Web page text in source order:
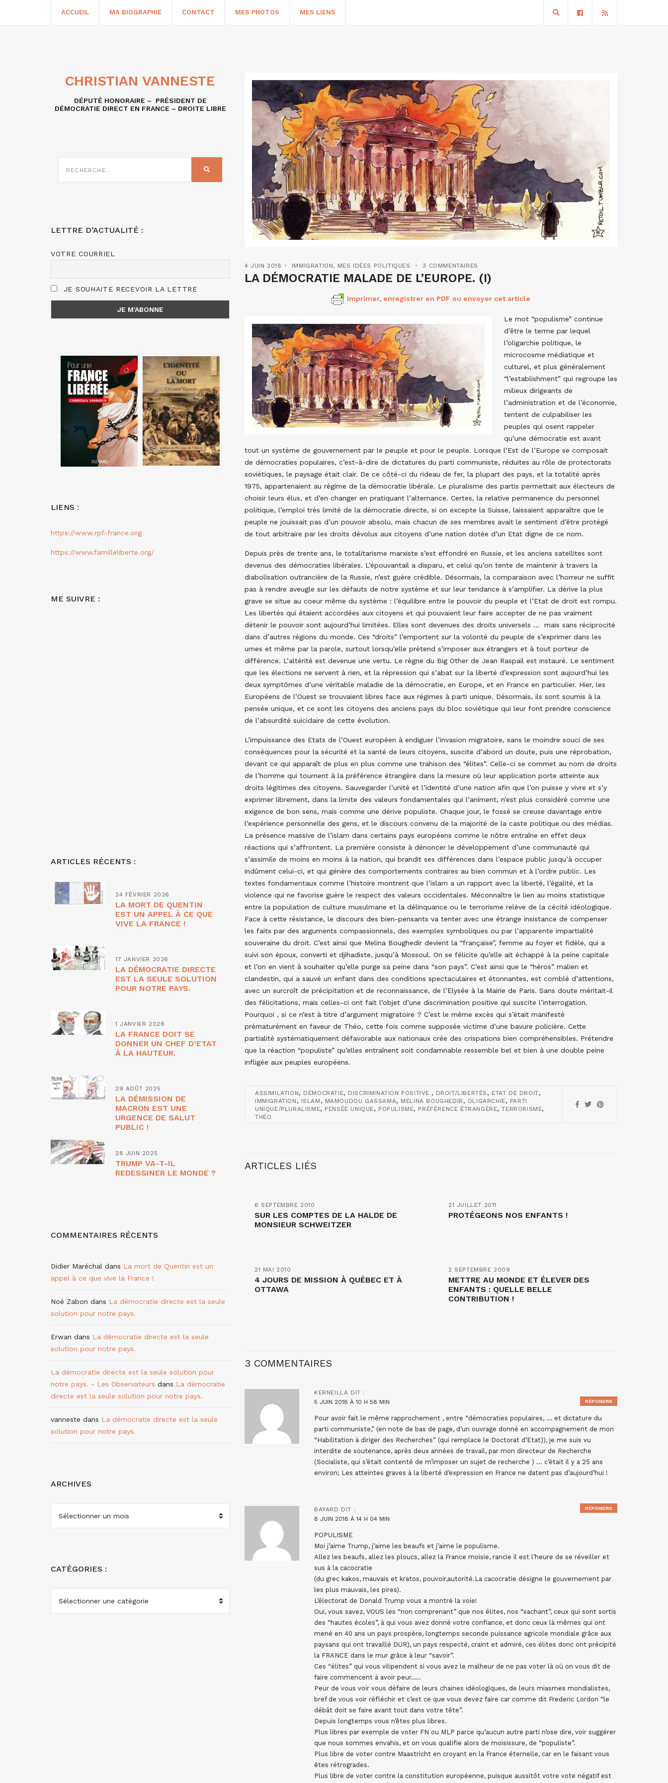
ACCUEIL MA BIOGRAPHIE CONTACT MES PHOTOS MES LIENS
4 JUIN 2018 IMMIGRATION, MES IDÉES POLITIQUES 3 COMMENTAIRES
LA DÉMOCRATIE MALADE DE L’EUROPE. (I)
Imprimer, enregistrer en PDF ou envoyer cet article
Le mot “populisme” continue
d’être le terme par lequel
l’oligarchie politique, le
microcosme médiatique et
culturel, et plus généralement
“l’establishment” qui regroupe les
milieux dirigeants de
l’administration et de l’économie,
tentent de culpabiliser les
peuples qui osent rappeler
qu’une démocratie est avant
tout un système de gouvernement par le peuple et pour le peuple. Lorsque l’Est de l’Europe se composait
de démocraties populaires, c’est-à-dire de dictatures du parti communiste, réduites au rôle de protectorats
soviétiques, le paysage était clair. De ce côté-ci du rideau de fer, la plupart des pays, et la totalité après
1975, appartenaient au régime de la démocratie libérale. Le pluralisme des partis permettait aux électeurs de
choisir leurs élus, et d’en changer en pratiquant l’alternance. Certes, la relative permanence du personnel
politique, l’emploi très limité de la démocratie directe, si on excepte la Suisse, laissaient apparaître que le
peuple ne jouissait pas d’un pouvoir absolu, mais chacun de ses membres avait le sentiment d’être protégé
de tout arbitraire par les droits dévolus aux citoyens d’une nation dotée d’un Etat digne de ce nom.
Depuis près de trente ans, le totalitarisme marxiste s’est effondré en Russie, et les anciens satellites sont
devenus des démocraties libérales. L’épouvantail a disparu, et celui qu’on tente de maintenir à travers la
diabolisation outrancière de la Russie, n’est guère crédible. Désormais, la comparaison avec l’horreur ne suffit
pas à rendre aveugle sur les défauts de notre système et sur leur tendance à s’amplifier. La dérive la plus
grave se situe au coeur même du système : l’équilibre entre le pouvoir du peuple et l’Etat de droit est rompu.
Les libertés qui étaient accordées aux citoyens et qui pouvaient leur faire accepter de ne pas vraiment
détenir le pouvoir sont aujourd’hui limitées. Elles sont devenues des droits universels … mais sans réciprocité
dans d’autres régions du monde. Ces “droits” l’emportent sur la volonté du peuple de s’exprimer dans les
urnes et même par la parole, surtout lorsqu’elle prétend s’imposer aux étrangers et à tout porteur de
différence. L’altérité est devenue une vertu. Le règne du Big Other de Jean Raspail est instauré. Le sentiment
que les élections ne servent à rien, et la répression qui s’abat sur la liberté d’expression sont aujourd’hui les
deux symptômes d’une véritable maladie de la démocratie, en Europe, et en France en particulier. Hier, les
Européens de l’Ouest se trouvaient libres face aux régimes à parti unique. Désormais, ils sont soumis à la
pensée unique, et ce sont les citoyens des anciens pays du bloc soviétique qui leur font prendre conscience
de l’absurdité suicidaire de cette évolution.
L’impuissance des Etats de l’Ouest européen à endiguer l’invasion migratoire, sans le moindre souci de ses
conséquences pour la sécurité et la santé de leurs citoyens, suscite d’abord un doute, puis une réprobation,
devant ce qui apparaît de plus en plus comme une trahison des “élites”. Celle-ci se commet au nom de droits
de l’homme qui tournent à la préférence étrangère dans la mesure où leur application porte atteinte aux
droits légitimes des citoyens. Sauvegarder l’unité et l’identité d’une nation afin que l’on puisse y vivre et s’y
exprimer librement, dans la limite des valeurs fondamentales qui l’animent, n’est plus considéré comme une
exigence de bon sens, mais comme une dérive populiste. Chaque jour, le fossé se creuse davantage entre
l’expérience personnelle des gens, et le discours convenu de la majorité de la caste politique ou des médias.
La présence massive de l’islam dans certains pays européens comme le nôtre entraîne en effet deux
réactions qui s’affrontent. La première consiste à dénoncer le développement d’une communauté qui
s’assimile de moins en moins à la nation, qui brandit ses différences dans l’espace public jusqu’à occuper
indûment celui-ci, et qui génère des comportements contraires au bien commun et à l’ordre public. Les
textes fondamentaux comme l’histoire montrent que l’islam a un rapport avec la liberté, l’égalité, et la
violence qui ne favorise guère le respect des valeurs occidentales. Méconnaître le lien au moins statistique
entre la population de culture musulmane et la délinquance ou le terrorisme relève de la cécité idéologique.
Face à cette résistance, le discours des bien-pensants va tenter avec une étrange insistance de compenser
les faits par des arguments compassionnels, des exemples symboliques ou par l’apparente impartialité
souveraine du droit. C’est ainsi que Melina Boughedir devient la “française”, femme au foyer et fidèle, qui a
suivi son époux, converti et djihadiste, jusqu’à Mossoul. On se félicite qu’elle ait échappé à la peine capitale
et l’on en vient à souhaiter qu’elle purge sa peine dans “son pays”. C’est ainsi que le “héros” malien et
clandestin, qui a sauvé un enfant dans des conditions spectaculaires et étonnantes, est comblé d’attentions,
avec un surcroît de précipitation et de reconnaissance, de l’Elysée à la Mairie de Paris. Sans doute méritait-il
des félicitations, mais celles-ci ont fait l’objet d’une discrimination positive qui suscite l’interrogation.
Pourquoi , si ce n’est à titre d’argument migratoire ? C’est le même excès qui s’était manifesté
prématurément en faveur de Théo, cette fois comme supposée victime d’une bavure policière. Cette
partialité systématiquement défavorable aux nationaux crée des crispations bien compréhensibles. Prétendre
que la réaction “populiste” qu’elles entraînent soit condamnable ressemble bel et bien à une double peine
infligée aux peuples européens.
ASSIMILATION, DÉMOCRATIE, DISCRIMINATION POSITIVE. , DROIT/LIBERTÉS , ETAT DE DROIT,
IMMIGRATION , ISLAM , MAMOUDOU GASSAMA, MELINA BOUGHEDIR , OLIGARCHIE, PARTI
UNIQUE/PLURALISME, PENSÉE UNIQUE, POPULISME, PRÉFÉRENCE ÉTRANGÈRE,TERRORISME,
THÉO
ARTICLES LIÉS
6 SEPTEMBRE 2010
SUR LES COMPTES DE LA HALDE DE
MONSIEUR SCHWEITZER
21 JUILLET 2011
PROTÉGEONS NOS ENFANTS !
21 MAI 2010
4 JOURS DE MISSION À QUÉBEC ET À
OTTAWA
2 SEPTEMBRE 2009
METTRE AU MONDE ET ÉLEVER DES
ENFANTS : QUELLE BELLE
CONTRIBUTION !
3 COMMENTAIRES
KERNEILLA DIT :
5 JUIN 2018 À 10 H 58 MIN
Pour avoir fait le même rapprochement , entre “démocraties populaires, … et dictature du
parti communiste,” (en note de bas de page, d’un ouvrage donné en accompagnement de mon
“Habilitation à diriger des Recherches” (qui remplace le Doctorat d’Etat)), je me suis vu
interdite de soutenance, après deux années de travail, par mon directeur de Recherche
(Socialiste, qui s’était contenté de m’imposer un sujet de recherche ) … c’était il y a 25 ans
environ; Les atteintes graves à la liberté d’expression en France ne datent pas d’aujourd’hui !
RÉPONDRE
BAYARD DIT :
8 JUIN 2018 À 14 H 04 MIN
POPULISME
Moi j’aime Trump, j’aime les beaufs et j’aime le populisme.
Allez les beaufs, allez les ploucs, allez la France moisie, rancie il est l’heure de se réveiller et
sus à la cacocratie
(du grec kakos, mauvais et kratos, pouvoir,autorité.La cacocratie désigne le gouvernement par
les plus mauvais, les pires).
L’électorat de Donald Trump vous a montré la voie!
Oui, vous savez, VOUS les “non comprenant” que nos élites, nos “sachant”, ceux qui sont sortis
des “hautes écoles”, à qui vous avez donné votre confiance, et donc ceux là mêmes qui ont
mené en 40 ans un pays prospère, longtemps seconde puissance agricole mondiale grâce aux
paysans qui ont travaillé DUR), un pays respecté, craint et admiré, ces élites donc ont précipité
la FRANCE dans le mur grâce à leur “savoir”.
Ces “élites” qui vous vilipendent si vous avez le malheur de ne pas voter là où on vous dit de
faire commencent à avoir peur…..
Peur de vous voir vous défaire de leurs chaines idéologiques, de leurs miasmes mondialistes,
bref de vous voir réfléchir et c’est ce que vous devez faire car comme dit Frederic Lordon “le
débât doit se faire avant tout dans votre tête”.
Depuis longtemps vous n’êtes plus libres.
Plus libres par exemple de voter FN ou MLP parce qu’aucun autre parti n’ose dire, voir suggérer
que nous sommes envahis, et on vous qualifie alors de moisissure, de “populiste”.
Plus libre de voter contre Maastricht en croyant en la France éternelle, car en le faisant vous
êtes rétrogrades.
Plus libre de voter contre la constitution européenne, puisque aussitôt votre vote négatif est
RÉPONDRE
CHRISTIAN VANNESTE
DÉPUTÉ HONORAIRE – PRÉSIDENT DE
DÉMOCRATIE DIRECT EN FRANCE – DROITE LIBRE
SUR
LETTRE D’ACTUALITÉ :
VOTRE COURRIEL
JE SOUHAITE RECEVOIR LA LETTRE
LIENS :
https://www.rpf-france.org
https://www.familleliberte.org/
ME SUIVRE :
ARTICLES RÉCENTS :
24 FÉVRIER 2026
LA MORT DE QUENTIN
EST UN APPEL À CE QUE
VIVE LA FRANCE !
17 JANVIER 2026
LA DÉMOCRATIE DIRECTE
EST LA SEULE SOLUTION
POUR NOTRE PAYS.
1 JANVIER 2026
LA FRANCE DOIT SE
DONNER UN CHEF D’ETAT
À LA HAUTEUR.
29 AOÛT 2025
LA DÉMISSION DE
MACRON EST UNE
URGENCE DE SALUT
PUBLIC !
28 JUIN 2025
TRUMP VA-T-IL
REDESSINER LE MONDE ?
COMMENTAIRES RÉCENTS
Didier Maréchal dans La mort de Quentin est un
appel à ce que vive la France !
Noé Zabon dans La démocratie directe est la seule
solution pour notre pays.
Erwan dans La démocratie directe est la seule
solution pour notre pays.
La démocratie directe est la seule solution pour
notre pays. - Les Observateurs dans La démocratie
directe est la seule solution pour notre pays.
vanneste dans La démocratie directe est la seule
solution pour notre pays.
ARCHIVES
ARCHIVES
CATÉGORIES :
CATÉGORIES